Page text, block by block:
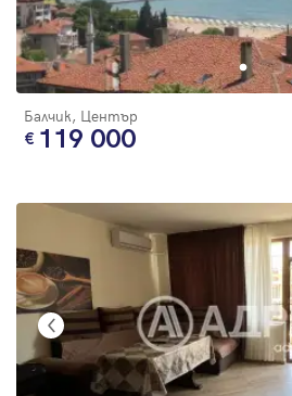
Балчик, Център
119 000